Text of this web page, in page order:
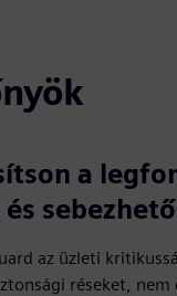
a
az üzleti
réseket, nem